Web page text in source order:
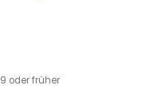
oder früher